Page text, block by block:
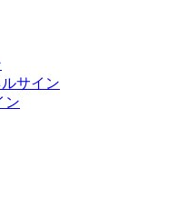
サイン
ン